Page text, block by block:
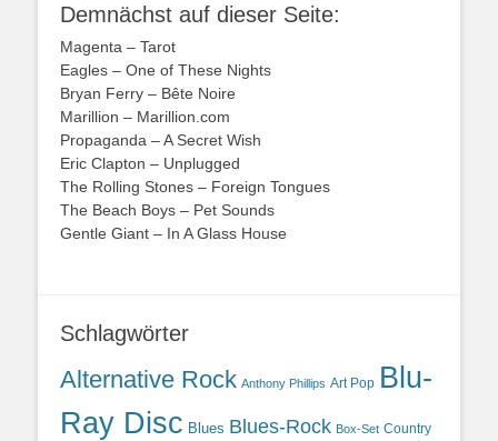
Demnächst auf dieser Seite:
Magenta – Tarot
Eagles – One of These Nights
Bryan Ferry – Bête Noire
Marillion – Marillion.com
Propaganda – A Secret Wish
Eric Clapton – Unplugged
The Rolling Stones – Foreign Tongues
The Beach Boys – Pet Sounds
Gentle Giant – In A Glass House
Schlagwörter
Alternative Rock Anthony Phillips Art Pop Blu-
Ray Disc Blues Blues-Rock Box-Set Country